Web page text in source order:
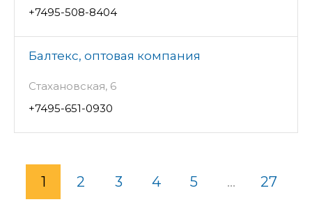
+7495-508-8404
Балтекс, оптовая компания
Стахановская, 6
+7495-651-0930
1 2 3 4 5 ... 27